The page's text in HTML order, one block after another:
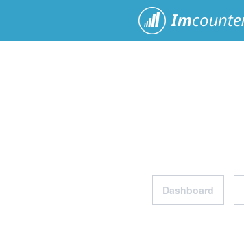
Dashboard